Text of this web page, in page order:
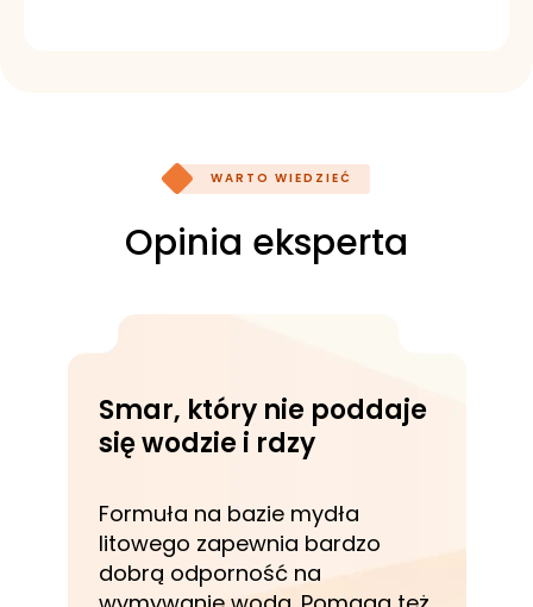
WARTO WIEDZIEĆ
Opinia eksperta
Smar, który nie poddaje
się wodzie i rdzy
Formuła na bazie mydła
litowego zapewnia bardzo
dobrą odporność na